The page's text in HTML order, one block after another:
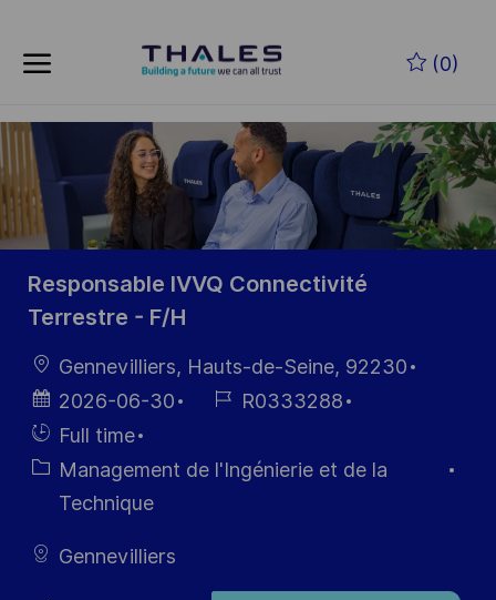
(0)
-
Responsable IVVQ Connectivité
Terrestre - F/H
localisation
Gennevilliers, Hauts-de-Seine, 92230
Date
d’affichage
2026-06-30
Référence
R0333288
Hiring
Type
Full time
Catégorie
Management de l'Ingénierie et de la
Technique
Gennevilliers